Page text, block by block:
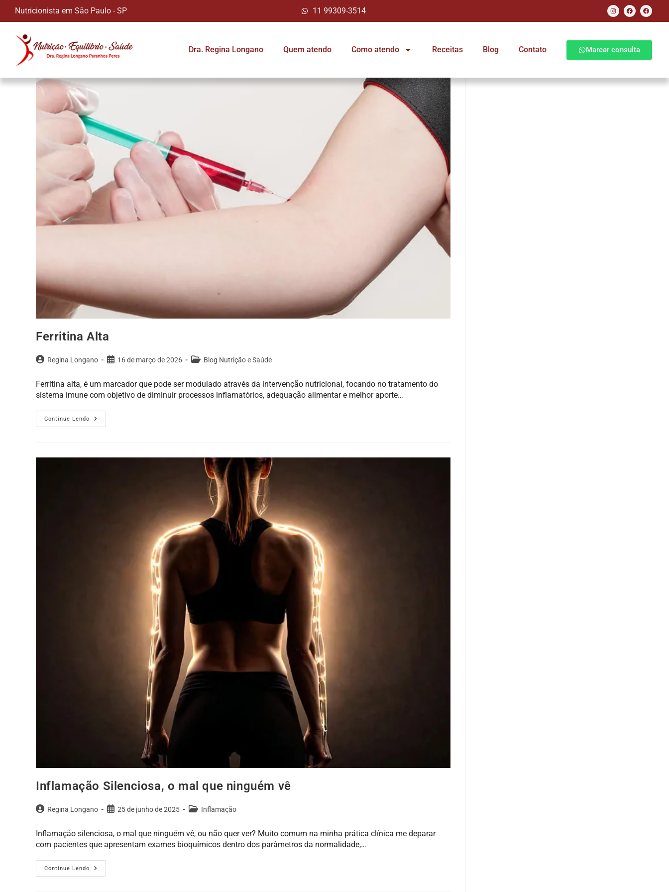
Nutricionista em São Paulo - SP 11 99309-3514
Dra. Regina Longano Quem atendo Como atendo Receitas Blog Contato Marcar consulta
Ferritina Alta
Regina Longano 16 de março de 2026 Blog Nutrição e Saúde
Ferritina alta, é um marcador que pode ser modulado através da intervenção nutricional, focando no tratamento do
sistema imune com objetivo de diminuir processos inflamatórios, adequação alimentar e melhor aporte…
Continue Lendo
Inflamação Silenciosa, o mal que ninguém vê
Regina Longano 25 de junho de 2025 Inflamação
Inflamação silenciosa, o mal que ninguém vê, ou não quer ver? Muito comum na minha prática clínica me deparar
com pacientes que apresentam exames bioquímicos dentro dos parâmetros da normalidade,…
Continue Lendo